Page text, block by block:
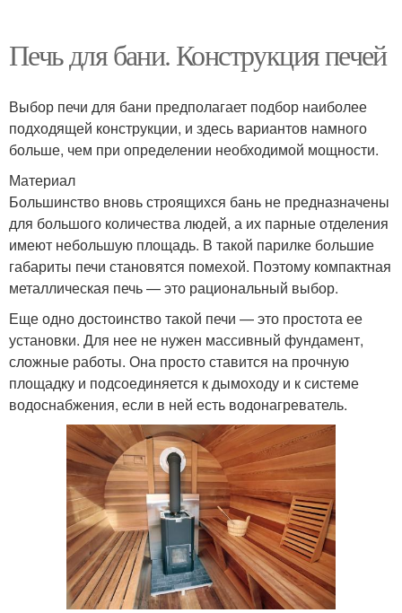
Печь для бани. Конструкция печей
Выбор печи для бани предполагает подбор наиболее
подходящей конструкции, и здесь вариантов намного
больше, чем при определении необходимой мощности.
Материал
Большинство вновь строящихся бань не предназначены
для большого количества людей, а их парные отделения
имеют небольшую площадь. В такой парилке большие
габариты печи становятся помехой. Поэтому компактная
металлическая печь — это рациональный выбор.
Еще одно достоинство такой печи — это простота ее
установки. Для нее не нужен массивный фундамент,
сложные работы. Она просто ставится на прочную
площадку и подсоединяется к дымоходу и к системе
водоснабжения, если в ней есть водонагреватель.